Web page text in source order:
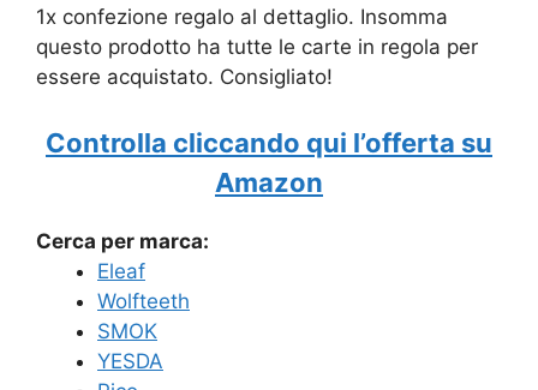
1x confezione regalo al dettaglio. Insomma
questo prodotto ha tutte le carte in regola per
essere acquistato. Consigliato!
Controlla cliccando qui l’offerta su
Amazon
Cerca per marca:
Eleaf
Wolfteeth
SMOK
YESDA